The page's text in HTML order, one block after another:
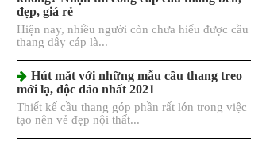
đẹp, giá rẻ
Hiện nay, nhiều người còn chưa hiểu được cầu
thang dây cáp là...
Hút mắt với những mẫu cầu thang treo
mới lạ, độc đáo nhất 2021
Thiết kế cầu thang góp phần rất lớn trong việc
tạo nên vẻ đẹp nội thất...